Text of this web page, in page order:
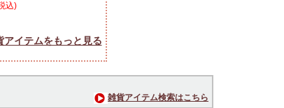
込)
アイテムをもっと見る
雑貨アイテム検索はこちら